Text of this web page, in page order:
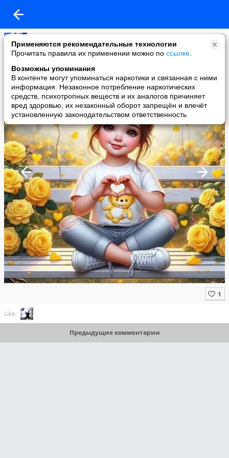
Применяются рекомендательные технологии
Прочитать правила их применении можно по ссылке
Возможны упоминания
В контенте могут упоминаться наркотики и связанная с ними
информация. Незаконное потребление наркотических
средств, психотропных веществ и их аналогов причиняет
вред здоровью, их незаконный оборот запрещён и влечёт
установленную законодательством ответственность
Копилочка: все самое интересное,полезное, красивое!!!
added a photo
11 Jun в 23:32
Like:
Предыдущие комментарии